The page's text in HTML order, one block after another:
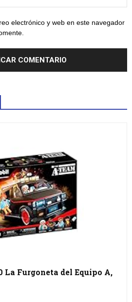
electrónico y web en este navegador
La Furgoneta del Equipo A,